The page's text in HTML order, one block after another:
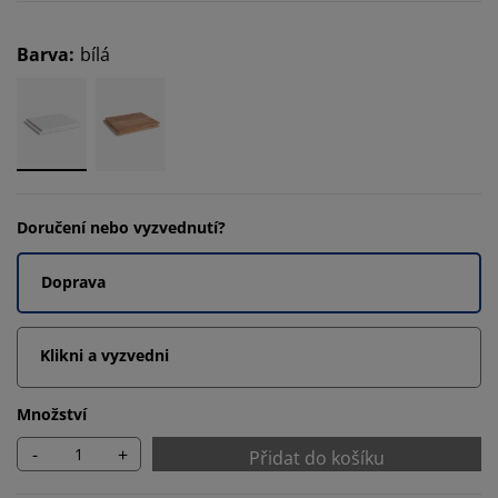
Barva: bílá
Doručení nebo vyzvednutí?
Doprava
Klikni a vyzvedni
Množství
- + Přidat do košíku